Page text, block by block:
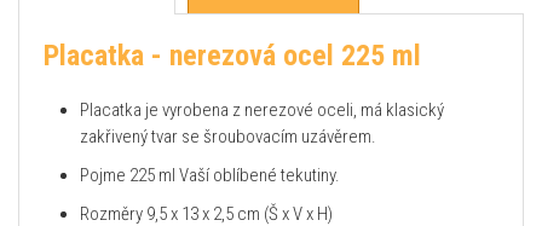
Placatka - nerezová ocel 225 ml
Placatka je vyrobena z nerezové oceli, má klasický
zakřivený tvar se šroubovacím uzávěrem.
Pojme 225 ml Vaší oblíbené tekutiny.
Rozměry 9,5 x 13 x 2,5 cm (Š x V x H)